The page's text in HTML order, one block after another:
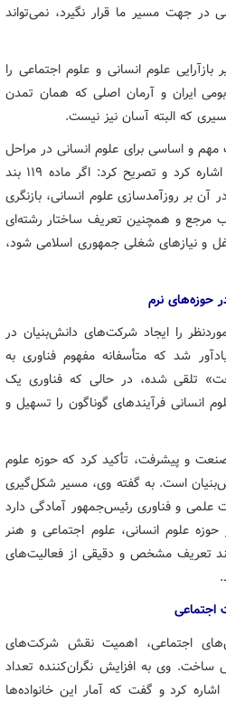
در جهت مسیر ما قرار نگیرد، نمی‌تواند
علوم انسانی و علوم اجتماعی را
ایران و آرمان اصلی که همان تمدن
که البته آسان نیز نیست.
و اساسی برای علوم انسانی در مراحل
نهایی تدوین برنامه هفتم توسعه اشاره کرد و تصریح کرد: اگر ماده ۱۱۹ بند
در آن بر روزآمدسازی علوم انسانی، بازنگری
مرجع و همچنین تعریف ساختار رشته‌ای
و نیازهای شغلی جمهوری اسلامی شود،
حوزه‌های نرم
را ایجاد شرکت‌های دانش‌بنیان در
شد که متأسفانه مفهوم فناوری به
تلقی شده، در حالی که فناوری یک
انسانی فرآیندهای گوناگون را تسهیل و
صنعت و پیشرفت، تأکید کرد که حوزه علوم
است. به گفته وی، مسیر شکل‌گیری
و فناوری رئیس‌جمهور آمادگی دارد
در حوزه علوم انسانی، علوم اجتماعی و هنر
تعریف مشخص و دقیقی از فعالیت‌های
اجتماعی، اهمیت نقش شرکت‌های
ساخت. وی به افزایش نگران‌کننده تعداد
کرد و گفت که آمار این خانواده‌ها